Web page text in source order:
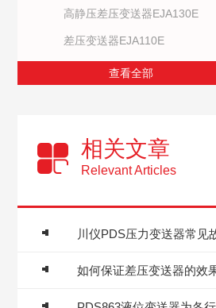
高静压差压变送器EJA130E
差压变送器EJA110E
查看全部
相关文章
Relevant Articles